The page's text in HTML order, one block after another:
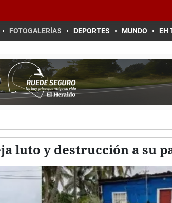
FOTOGALERÍAS DEPORTES MUNDO EH
luto y destrucción a su